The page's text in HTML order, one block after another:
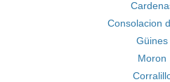
Consolacion
Güines
Moron